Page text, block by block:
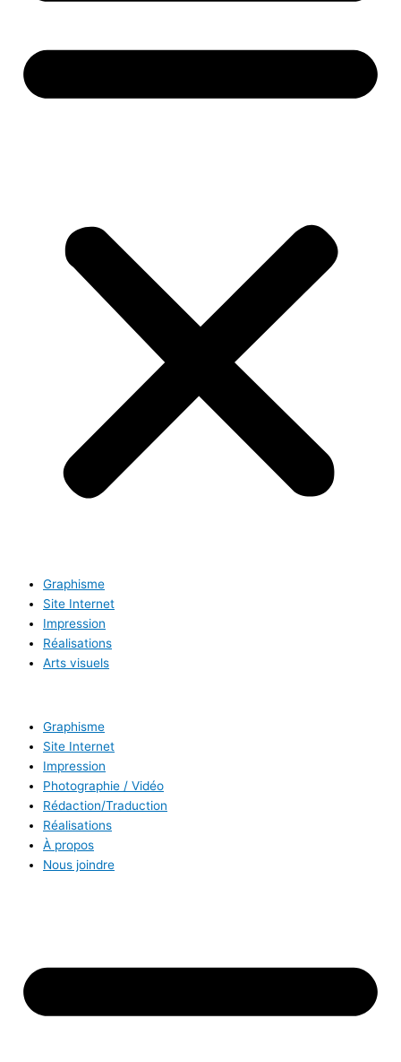
Graphisme
Site Internet
Impression
Réalisations
Arts visuels
Graphisme
Site Internet
Impression
Photographie / Vidéo
Rédaction/Traduction
Réalisations
À propos
Nous joindre